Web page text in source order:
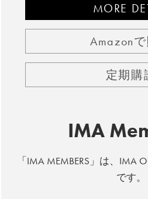
MORE
Amazon
定期購
IMA
「IMA MEMBERS」は、IMA
です。